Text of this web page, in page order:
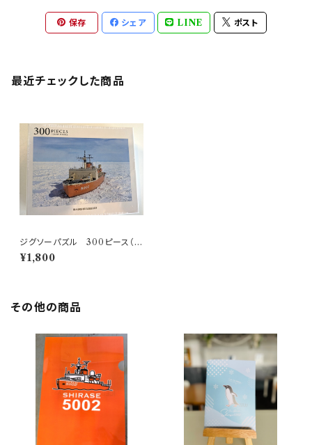
保存 シェア LINE ポスト
最近チェックした商品
ジグソーパズル 300ピース（3
種）
¥1,800
その他の商品